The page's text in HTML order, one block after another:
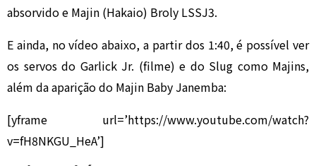
absorvido e Majin (Hakaio) Broly LSSJ3.
E ainda, no vídeo abaixo, a partir dos 1:40, é possível ver
os servos do Garlick Jr. (filme) e do Slug como Majins,
além da aparição do Majin Baby Janemba:
[yframe url=’https://www.youtube.com/watch?
v=fH8NKGU_HeA’]